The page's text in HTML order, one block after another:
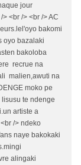
jour
<br /> <br /> AC
bakomi
oyo bazalaki
bakoloba
recrue na
malien,awuti na
moko pe
te ndenge
artiste a
/> ndeko
naye bakokaki
alingaki